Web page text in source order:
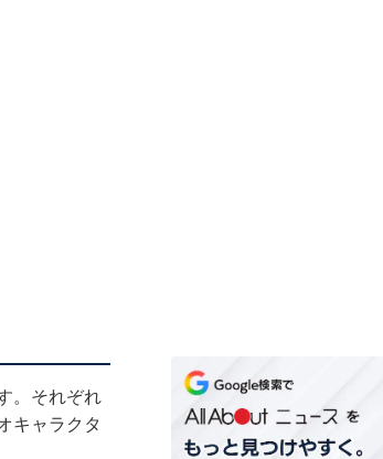
。それぞれ
キャラクタ